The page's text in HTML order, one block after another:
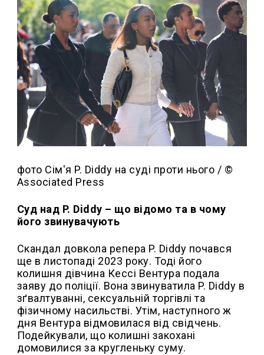
фото Сім'я P. Diddy на суді проти нього / ©
Associated Press
Суд над P. Diddy – що відомо та в чому
його звинувачують
Скандал довкола репера P. Diddy почався
ще в листопаді 2023 року. Тоді його
колишня дівчина Кессі Вентура подала
заяву до поліції. Вона звинуватила P. Diddy в
зґвалтуванні, сексуальній торгівлі та
фізичному насильстві. Утім, наступного ж
дня Вентура відмовилася від свідчень.
Подейкували, що колишні закохані
домовилися за кругленьку суму.